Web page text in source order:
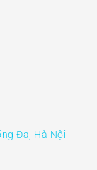
Đa, Hà Nội